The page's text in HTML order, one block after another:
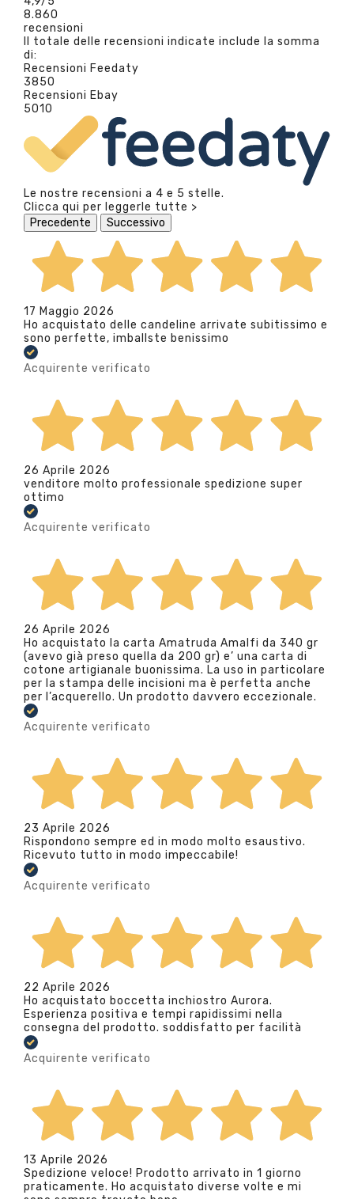
8.860
recensioni
Il totale delle recensioni indicate include la somma
di:
Recensioni Feedaty
3850
Recensioni Ebay
5010
Le nostre recensioni a 4 e 5 stelle.
Clicca qui per leggerle tutte >
Precedente
Successivo
17 Maggio 2026
Ho acquistato delle candeline arrivate subitissimo e
sono perfette, imballste benissimo
Acquirente verificato
26 Aprile 2026
venditore molto professionale spedizione super
ottimo
Acquirente verificato
26 Aprile 2026
Ho acquistato la carta Amatruda Amalfi da 340 gr
(avevo già preso quella da 200 gr) e’ una carta di
cotone artigianale buonissima. La uso in particolare
per la stampa delle incisioni ma è perfetta anche
per l’acquerello. Un prodotto davvero eccezionale.
Acquirente verificato
23 Aprile 2026
Rispondono sempre ed in modo molto esaustivo.
Ricevuto tutto in modo impeccabile!
Acquirente verificato
22 Aprile 2026
Ho acquistato boccetta inchiostro Aurora.
Esperienza positiva e tempi rapidissimi nella
consegna del prodotto. soddisfatto per facilità
Acquirente verificato
13 Aprile 2026
Spedizione veloce! Prodotto arrivato in 1 giorno
praticamente. Ho acquistato diverse volte e mi